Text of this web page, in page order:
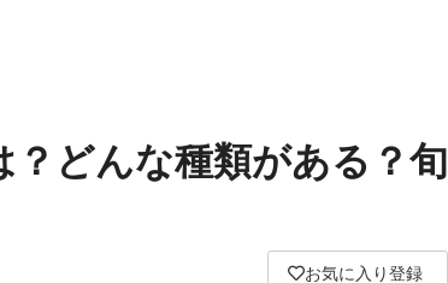
どんな種類がある？旬
お気に入り登録